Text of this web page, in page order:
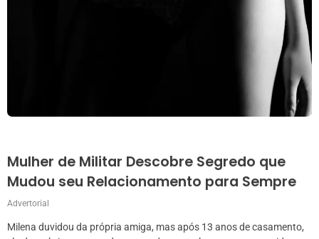
Mulher de Militar Descobre Segredo que
Mudou seu Relacionamento para Sempre
Advertorial
Milena duvidou da própria amiga, mas após 13 anos de casamento,